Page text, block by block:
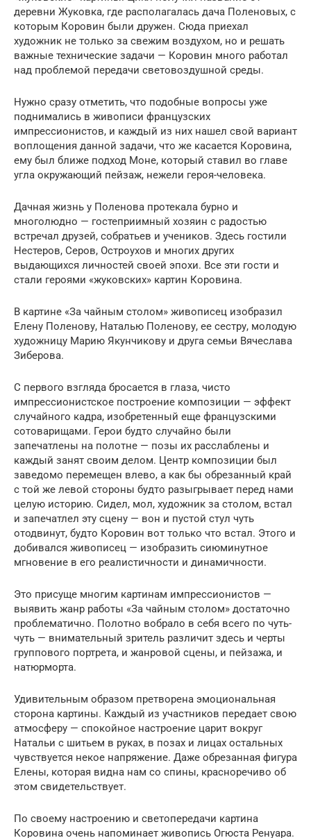
деревни Жуковка, где располагалась дача Поленовых, с
которым Коровин были дружен. Сюда приехал
художник не только за свежим воздухом, но и решать
важные технические задачи — Коровин много работал
над проблемой передачи световоздушной среды.
Нужно сразу отметить, что подобные вопросы уже
поднимались в живописи французских
импрессионистов, и каждый из них нашел свой вариант
воплощения данной задачи, что же касается Коровина,
ему был ближе подход Моне, который ставил во главе
угла окружающий пейзаж, нежели героя-человека.
Дачная жизнь у Поленова протекала бурно и
многолюдно — гостеприимный хозяин с радостью
встречал друзей, собратьев и учеников. Здесь гостили
Нестеров, Серов, Остроухов и многих других
выдающихся личностей своей эпохи. Все эти гости и
стали героями «жуковских» картин Коровина.
В картине «За чайным столом» живописец изобразил
Елену Поленову, Наталью Поленову, ее сестру, молодую
художницу Марию Якунчикову и друга семьи Вячеслава
Зиберова.
С первого взгляда бросается в глаза, чисто
импрессионистское построение композиции — эффект
случайного кадра, изобретенный еще французскими
сотоварищами. Герои будто случайно были
запечатлены на полотне — позы их расслаблены и
каждый занят своим делом. Центр композиции был
заведомо перемещен влево, а как бы обрезанный край
с той же левой стороны будто разыгрывает перед нами
целую историю. Сидел, мол, художник за столом, встал
и запечатлел эту сцену — вон и пустой стул чуть
отодвинут, будто Коровин вот только что встал. Этого и
добивался живописец — изобразить сиюминутное
мгновение в его реалистичности и динамичности.
Это присуще многим картинам импрессионистов —
выявить жанр работы «За чайным столом» достаточно
проблематично. Полотно вобрало в себя всего по чуть-
чуть — внимательный зритель различит здесь и черты
группового портрета, и жанровой сцены, и пейзажа, и
натюрморта.
Удивительным образом претворена эмоциональная
сторона картины. Каждый из участников передает свою
атмосферу — спокойное настроение царит вокруг
Натальи с шитьем в руках, в позах и лицах остальных
чувствуется некое напряжение. Даже обрезанная фигура
Елены, которая видна нам со спины, красноречиво об
этом свидетельствует.
По своему настроению и светопередачи картина
Коровина очень напоминает живопись Огюста Ренуара.